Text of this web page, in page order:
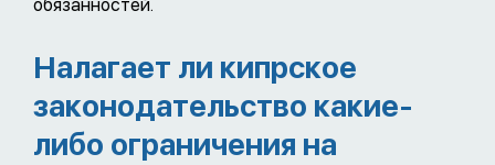
обязанностей.
Налагает ли кипрское
законодательство какие-
либо ограничения на